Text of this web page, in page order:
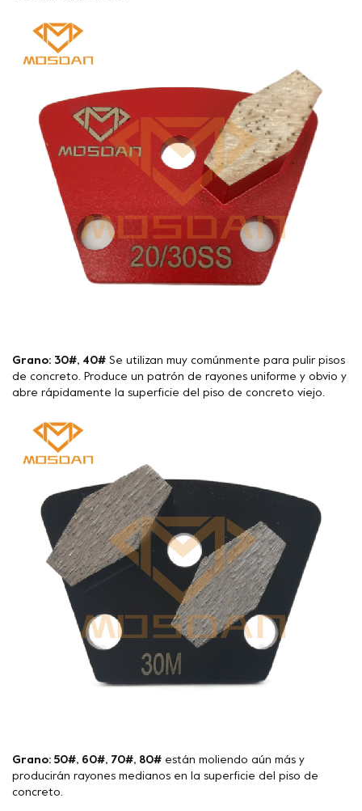
Grano: 30#, 40# Se utilizan muy comúnmente para pulir pisos
de concreto. Produce un patrón de rayones uniforme y obvio y
abre rápidamente la superficie del piso de concreto viejo.
Grano: 50#, 60#, 70#, 80# están moliendo aún más y
producirán rayones medianos en la superficie del piso de
concreto.